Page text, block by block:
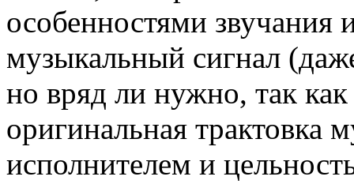
особенностями
музыкальный сигнал
но вряд ли нужно, так
оригинальная трактовка
исполнителем и